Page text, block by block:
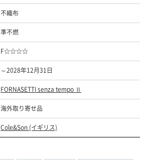
不織布
準不燃
F☆☆☆☆
～2028年12月31日
FORNASETTI senza tempo Ⅱ
海外取り寄せ品
Cole&Son (イギリス)